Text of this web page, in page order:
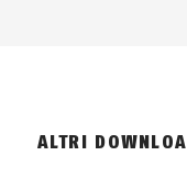
ALTRI